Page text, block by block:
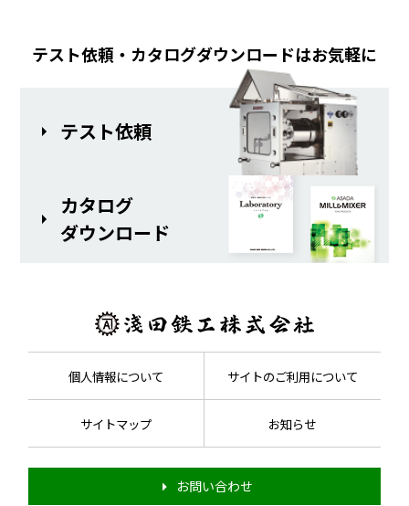
テスト依頼・カタログダウンロードはお気軽に
テスト依頼
カタログ
ダウンロード
個人情報について サイトのご利用について
サイトマップ お知らせ
お問い合わせ